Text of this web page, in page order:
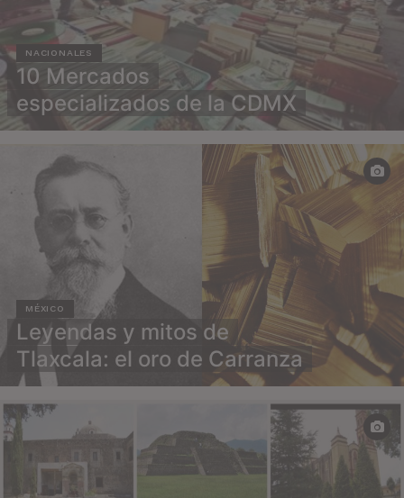
NACIONALES
10 Mercados
especializados de la CDMX
MÉXICO
Leyendas y mitos de
Tlaxcala: el oro de Carranza